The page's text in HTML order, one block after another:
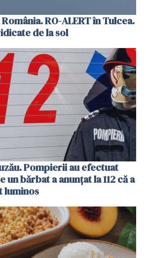
RO-ALERT în Tulcea.
de la sol
Pompierii au efectuat
un bărbat a anunțat la 112 că a
luminos